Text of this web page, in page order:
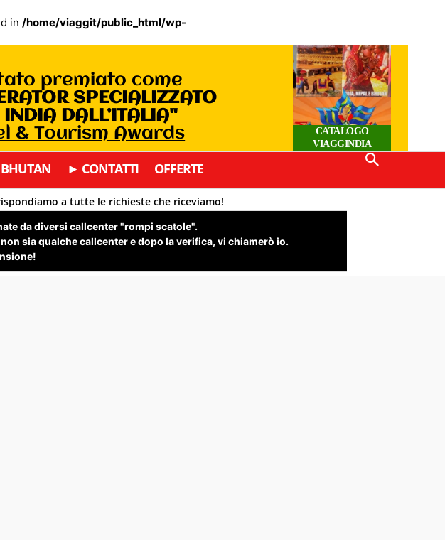
in /home/viaggit/public_html/wp-
premiato come
SPECIALIZZATO
INDIA DALL’ITALIA"
& Tourism Awards
CATALOGO
VIAGGINDIA
► CONTATTI OFFERTE
a tutte le richieste che riceviamo!
da diversi callcenter "rompi scatole".
sia qualche callcenter e dopo la verifica, vi chiamerò io.